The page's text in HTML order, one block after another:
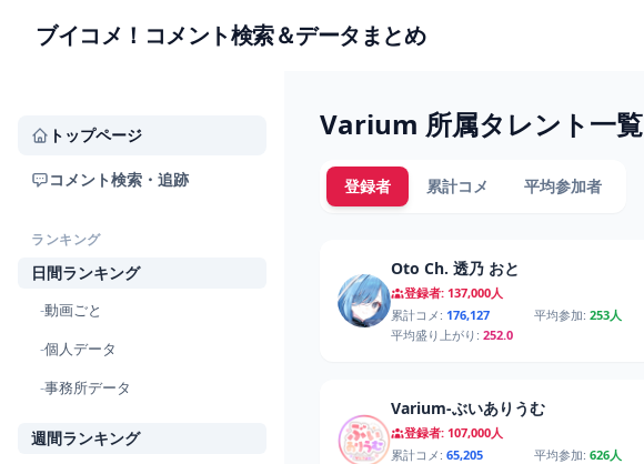
ブイコメ！コメント検索＆データまとめ
トップページ
コメント検索・追跡
ランキング
日間ランキング
-動画ごと
-個人データ
-事務所データ
週間ランキング
Varium 所属タレント一覧
登録者 累計コメ 平均参加者
Oto Ch. 透乃 おと
登録者: 137,000人
累計コメ: 176,127 平均参加:253人
平均盛り上がり: 252.0
Varium‐ぶいありうむ
登録者: 107,000人
累計コメ: 65,205 平均参加:626人